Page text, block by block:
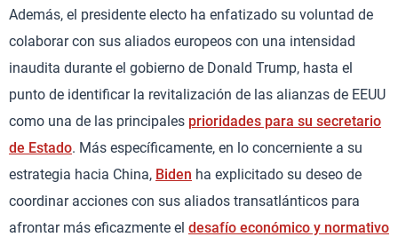
Además, el presidente electo ha enfatizado su voluntad de
colaborar con sus aliados europeos con una intensidad
inaudita durante el gobierno de Donald Trump, hasta el
punto de identificar la revitalización de las alianzas de EEUU
como una de las principales prioridades para su secretario
de Estado. Más específicamente, en lo concerniente a su
estrategia hacia China, Biden ha explicitado su deseo de
coordinar acciones con sus aliados transatlánticos para
afrontar más eficazmente el desafío económico y normativo